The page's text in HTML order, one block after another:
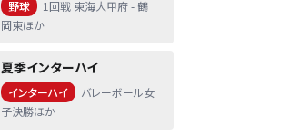
野球
1回戦 東海大甲府 - 鶴
岡東ほか
夏季インターハイ
インターハイ
バレーボール女
子決勝ほか